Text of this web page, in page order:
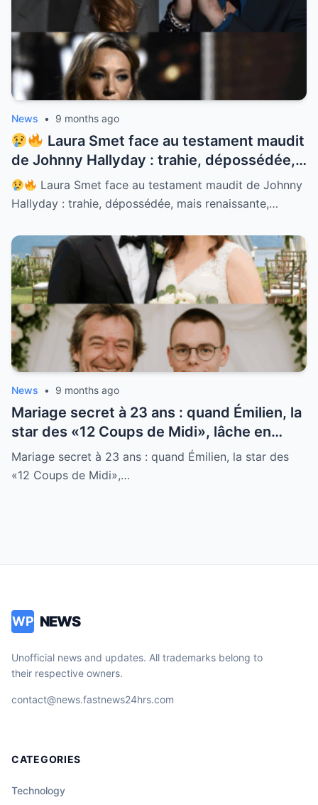
News • 9 months ago
Laura Smet face au testament maudit
de Johnny Hallyday : trahie, dépossédée,
mais renaissante, l’histoire d’une fille
blessée devenue icône de force et de
Laura Smet face au testament maudit de Johnny
Hallyday : trahie, dépossédée, mais renaissante,…
News • 9 months ago
Mariage secret à 23 ans : quand Émilien, la
star des «12 Coups de Midi», lâche en
direct un aveu qui fait vaciller l’émission, et
déclenche une onde de choc dans toute la
Mariage secret à 23 ans : quand Émilien, la star des
«12 Coups de Midi»,…
WP NEWS
Unofficial news and updates. All trademarks belong to
their respective owners.
contact@news.fastnews24hrs.com
CATEGORIES
Technology